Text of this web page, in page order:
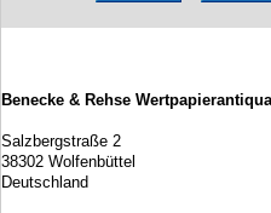
Benecke & Rehse
Salzbergstraße 2
38302 Wolfenbüttel
Deutschland